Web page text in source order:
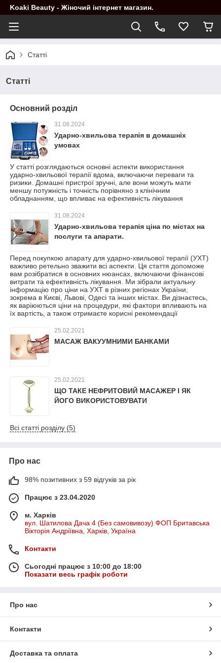
Koaki Beauty - Жіночий інтернет магазин.
Статті
Статті
Основний розділ
31.08.2024
Ударно-хвильова терапія в домашніх
умовах
У статті розглядаються основні аспекти використання
ударно-хвильової терапії вдома, включаючи переваги та
ризики. Домашні пристрої зручні, але вони можуть мати
меншу потужність і точність порівняно з клінічним
обладнанням, що впливає на ефективність лікування
31.08.2024
Ударно-хвильова терапія ціна по містах на
послуги та апарати.
Перед покупкою апарату для ударно-хвильової терапії (УХТ)
важливо ретельно зважити всі аспекти. Ця стаття допоможе
вам розібратися в основних нюансах, включаючи фінансові
витрати та ефективність лікування. Ми зібрали актуальну
інформацію про ціни на УХТ в різних регіонах України,
зокрема в Києві, Львові, Одесі та інших містах. Ви дізнаєтесь,
як варіюються ціни на процедури, які фактори впливають на
їх вартість, а також отримаєте корисні рекомендації
25.02.2021
МАСАЖ ВАКУУМНИМИ БАНКАМИ
25.02.2021
ЩО ТАКЕ НЕФРИТОВИЙ МАСАЖЕР І ЯК
ЙОГО ВИКОРИСТОВУВАТИ
Всі статті розділу (5)
Про нас
98% позитивних з 59 відгуків за рік
Працює з 23.04.2020
м. Харків
вул. Шатилова Дача 4 (Без самовивозу) ФОП Бритавська
Вікторія Андріївна, Харків, Україна
Контакти
Сьогодні працює з 10:00 до 18:00
Показати весь графік роботи
Про нас
Контакти
Доставка та оплата